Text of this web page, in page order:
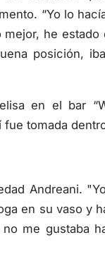
“Yo lo
he estado
posición,
en el bar
tomada
Andreani.
en su vaso y
me gustaba